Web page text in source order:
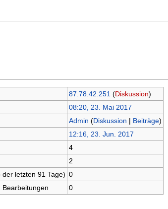
87.78.42.251 (Diskussion)
08:20, 23. Mai 2017
Admin (Diskussion | Beiträge)
12:16, 23. Jun. 2017
4
2
letzten 91 Tage) 0
Bearbeitungen
0